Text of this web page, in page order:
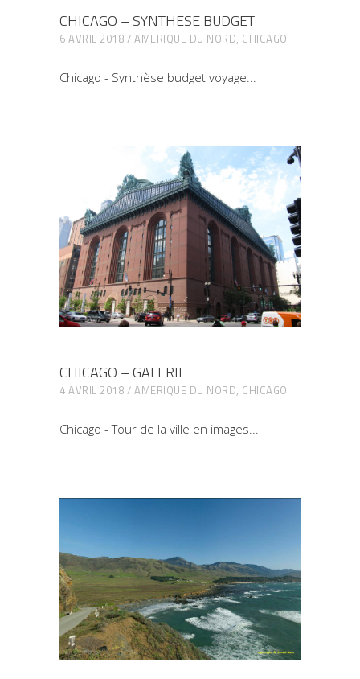
CHICAGO – SYNTHESE BUDGET
6 AVRIL 2018 AMERIQUE DU NORD, CHICAGO
Chicago - Synthèse budget voyage
CHICAGO – GALERIE
4 AVRIL 2018 AMERIQUE DU NORD, CHICAGO
Chicago - Tour de la ville en images